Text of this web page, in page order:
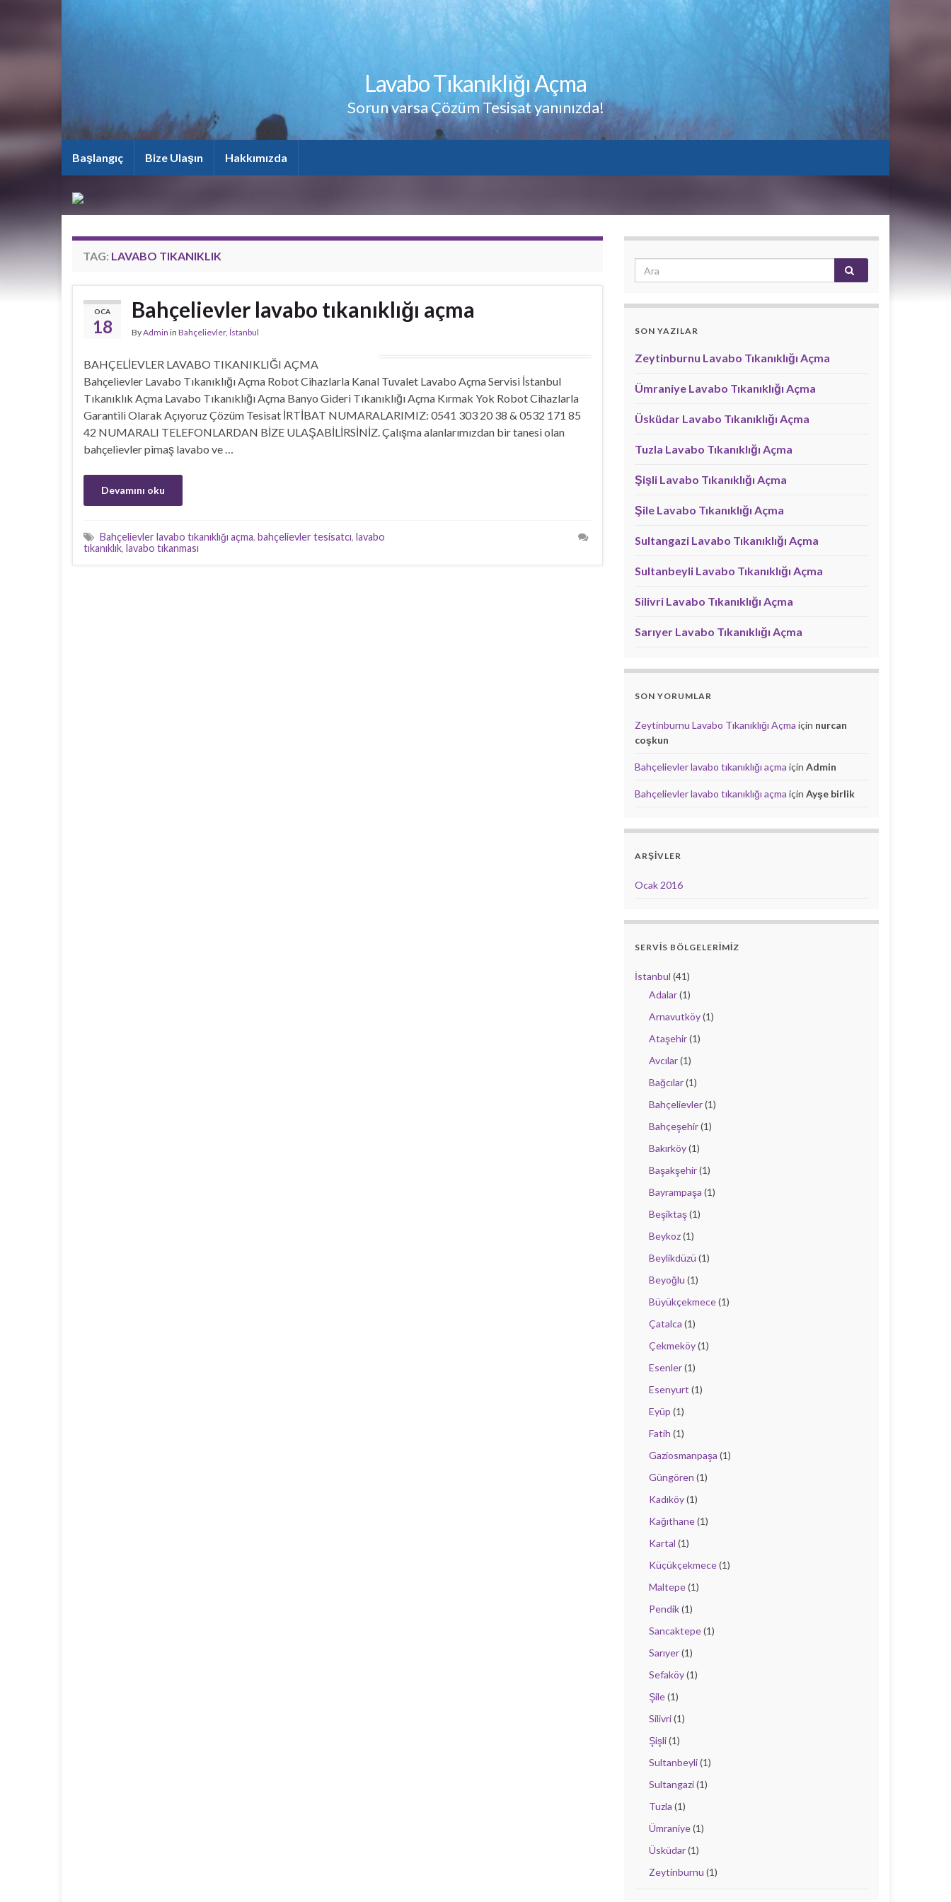
Lavabo Tıkanıklığı Açma
Sorun varsa Çözüm Tesisat yanınızda!
Başlangıç Bize Ulaşın Hakkımızda
TAG: LAVABO TIKANIKLIK
OCA
18
Bahçelievler lavabo tıkanıklığı açma
ByAdmin in Bahçelievler, İstanbul
BAHÇELİEVLER LAVABO TIKANIKLIĞI AÇMA
Bahçelievler Lavabo Tıkanıklığı Açma Robot Cihazlarla Kanal Tuvalet Lavabo Açma Servisi İstanbul
Tıkanıklık Açma Lavabo Tıkanıklığı Açma Banyo Gideri Tıkanıklığı Açma Kırmak Yok Robot Cihazlarla
Garantili Olarak Açıyoruz Çözüm Tesisat İRTİBAT NUMARALARIMIZ: 0541 303 20 38 & 0532 171 85
42 NUMARALI TELEFONLARDAN BİZE ULAŞABİLİRSİNİZ. Çalışma alanlarımızdan bir tanesi olan
bahçelievler pimaş lavabo ve …
Devamını oku
Bahçelievler lavabo tıkanıklığı açma, bahçelievler tesisatcı, lavabo
tıkanıklık, lavabo tıkanması
SON YAZILAR
Zeytinburnu Lavabo Tıkanıklığı Açma
Ümraniye Lavabo Tıkanıklığı Açma
Üsküdar Lavabo Tıkanıklığı Açma
Tuzla Lavabo Tıkanıklığı Açma
Şişli Lavabo Tıkanıklığı Açma
Şile Lavabo Tıkanıklığı Açma
Sultangazi Lavabo Tıkanıklığı Açma
Sultanbeyli Lavabo Tıkanıklığı Açma
Silivri Lavabo Tıkanıklığı Açma
Sarıyer Lavabo Tıkanıklığı Açma
SON YORUMLAR
Zeytinburnu Lavabo Tıkanıklığı Açma için nurcan
coşkun
Bahçelievler lavabo tıkanıklığı açma için Admin
Bahçelievler lavabo tıkanıklığı açma için Ayşe birlik
ARŞIVLER
Ocak 2016
SERVIS BÖLGELERIMIZ
İstanbul (41)
Adalar(1)
Arnavutköy(1)
Ataşehir(1)
Avcılar(1)
Bağcılar(1)
Bahçelievler(1)
Bahçeşehir(1)
Bakırköy(1)
Başakşehir(1)
Bayrampaşa (1)
Beşiktaş(1)
Beykoz(1)
Beylikdüzü (1)
Beyoğlu (1)
Büyükçekmece(1)
Çatalca (1)
Çekmeköy(1)
Esenler(1)
Esenyurt (1)
Eyüp (1)
Fatih (1)
Gaziosmanpaşa (1)
Güngören (1)
Kadıköy(1)
Kağıthane(1)
Kartal (1)
Küçükçekmece(1)
Maltepe(1)
Pendik(1)
Sancaktepe(1)
Sarıyer(1)
Sefaköy(1)
Şile(1)
Silivri(1)
Şişli(1)
Sultanbeyli(1)
Sultangazi(1)
Tuzla (1)
Ümraniye(1)
Üsküdar(1)
Zeytinburnu (1)